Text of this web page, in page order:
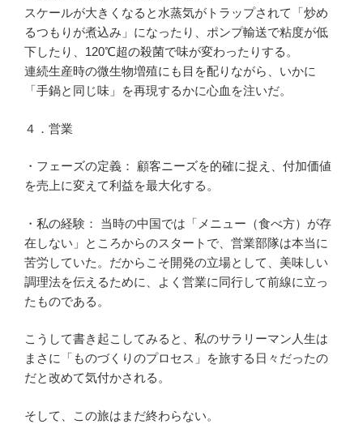
スケールが大きくなると水蒸気がトラップされて「炒め
るつもりが煮込み」になったり、ポンプ輸送で粘度が低
下したり、120℃超の殺菌で味が変わったりする。
連続生産時の微生物増殖にも目を配りながら、いかに
「手鍋と同じ味」を再現するかに心血を注いだ。
４．営業
・フェーズの定義： 顧客ニーズを的確に捉え、付加価値
を売上に変えて利益を最大化する。
・私の経験： 当時の中国では「メニュー（食べ方）が存
在しない」ところからのスタートで、営業部隊は本当に
苦労していた。だからこそ開発の立場として、美味しい
調理法を伝えるために、よく営業に同行して前線に立っ
たものである。
こうして書き起こしてみると、私のサラリーマン人生は
まさに「ものづくりのプロセス」を旅する日々だったの
だと改めて気付かされる。
そして、この旅はまだ終わらない。